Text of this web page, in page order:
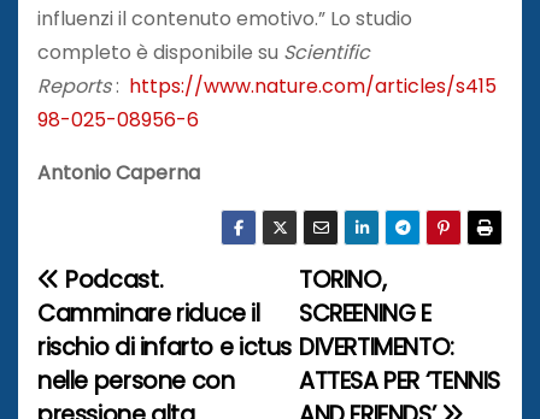
influenzi il contenuto emotivo.” Lo studio
completo è disponibile su Scientific
Reports: https://www.nature.com/articles/s415
98-025-08956-6
Antonio Caperna
N
a
v
TORINO,
SCREENING E
DIVERTIMENTO:
ATTESA PER ‘TENNIS
Podcast.
Camminare riduce il
rischio di infarto e ictus
nelle persone con